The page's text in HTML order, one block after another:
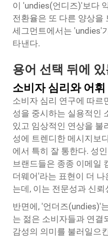
이 'undies(언디즈)'보다
전환율은 또 다른 양상을
세그먼트에서는 'undies'
타낸다.
용어 선택 뒤에
소비자 심리와 어
소비자 심리 연구에 따르
성을 중시하는 실용적인
있고 임상적인 연상을 불
성에 트렌디한 메시지보
에서 특히 잘 통한다. 성
브랜드들은 종종 이메일
더웨어'라는 표현이 더
는데, 이는 전문성과 신
반면에, '언더즈(undies)'
는 젊은 소비자들과 연결
감성의 의미를 불러일으